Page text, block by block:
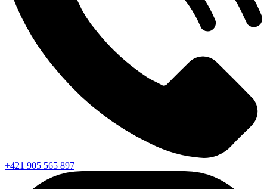
+421 905 565 897